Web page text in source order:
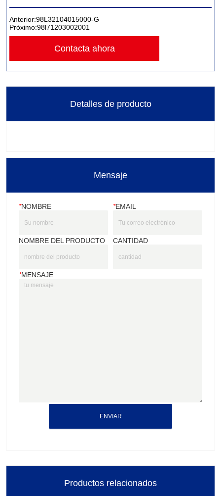
Anterior:98L32104015000-G
Próximo:98l71203002001
Contacta ahora
Detalles de producto
Mensaje
*NOMBRE *EMAIL
NOMBRE DEL PRODUCTO CANTIDAD
*MENSAJE
ENVIAR
Productos relacionados